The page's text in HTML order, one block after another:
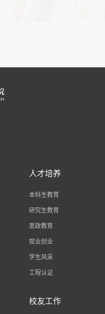
人才培养
本科生教育
研究生教育
思政教育
就业创业
学生风采
工程认证
校友工作